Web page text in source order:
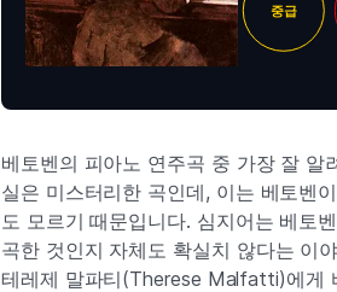
중급
베토벤의 피아노 연주곡 중 가장 잘 알
실은 미스터리한 곡인데, 이는 베토벤
도 모르기 때문입니다. 심지어는 베토
곡한 것인지 자체도 확실치 않다는 이
테레제 말파티(Therese Malfatti)에게